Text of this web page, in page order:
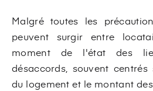
Malgré toutes les
peuvent surgir entre
moment de l'état des
désaccords, souvent
du logement et le montant